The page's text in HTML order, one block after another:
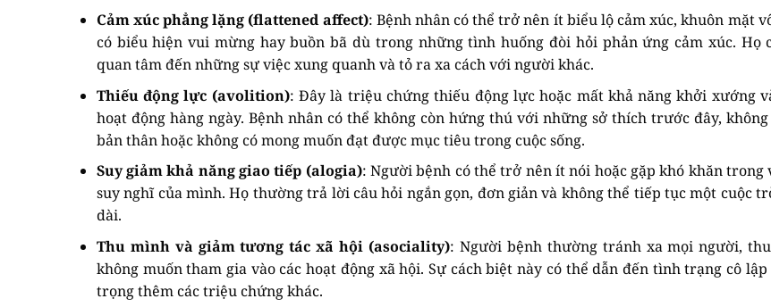
Cảm xúc phẳng lặng (flattened affect): Bệnh nhân có thể trở nên ít biểu lộ cảm xúc, khuôn mặt
có biểu hiện vui mừng hay buồn bã dù trong những tình huống đòi hỏi phản ứng cảm xúc. Họ
quan tâm đến những sự việc xung quanh và tỏ ra xa cách với người khác.
Thiếu động lực (avolition): Đây là triệu chứng thiếu động lực hoặc mất khả năng khởi xướng
hoạt động hàng ngày. Bệnh nhân có thể không còn hứng thú với những sở thích trước đây,
bản thân hoặc không có mong muốn đạt được mục tiêu trong cuộc sống.
Suy giảm khả năng giao tiếp (alogia): Người bệnh có thể trở nên ít nói hoặc gặp khó khăn trong
suy nghĩ của mình. Họ thường trả lời câu hỏi ngắn gọn, đơn giản và không thể tiếp tục một cuộc
dài.
Thu mình và giảm tương tác xã hội (asociality): Người bệnh thường tránh xa mọi người,
không muốn tham gia vào các hoạt động xã hội. Sự cách biệt này có thể dẫn đến tình trạng cô
trọng thêm các triệu chứng khác.